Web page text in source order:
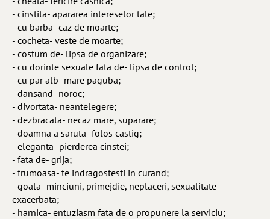
- cinstita- apararea intereselor tale;
- cu barba- caz de moarte;
- cocheta- veste de moarte;
- costum de- lipsa de organizare;
- cu dorinte sexuale fata de- lipsa de control;
- cu par alb- mare paguba;
- dansand- noroc;
- divortata- neantelegere;
- dezbracata- necaz mare, suparare;
- doamna a saruta- folos castig;
- eleganta- pierderea cinstei;
- fata de- grija;
- frumoasa- te indragostesti in curand;
- goala- minciuni, primejdie, neplaceri, sexualitate
exacerbata;
- harnica- entuziasm fata de o propunere la serviciu;